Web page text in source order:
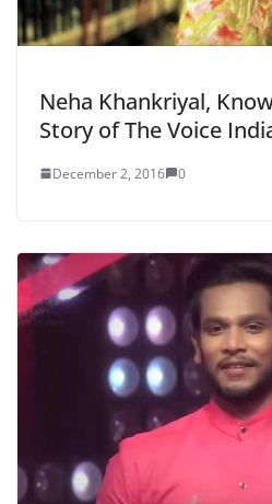
Neha Khankriyal,
Story of The Voice
December 2, 2016 0